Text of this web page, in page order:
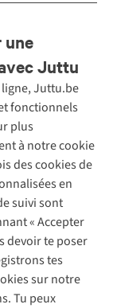
une
Juttu
Juttu.be
fonctionnels
plus
à notre cookie
des cookies de
en
suivi sont
« Accepter
devoir te poser
tes
sur notre
Tu peux